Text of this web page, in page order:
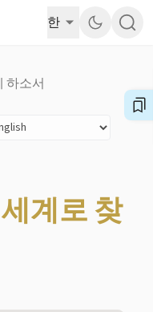
한
하소서
계로 찾